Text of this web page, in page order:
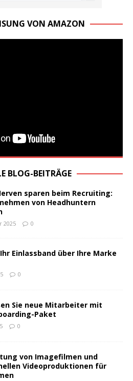
VON AMAZON
BLOG-BEITRÄGE
sparen beim Recruiting:
von Headhuntern
2025 0
Einlassband über Ihre Marke
0
Sie neue Mitarbeiter mit
Paket
0
von Imagefilmen und
Videoproduktionen für